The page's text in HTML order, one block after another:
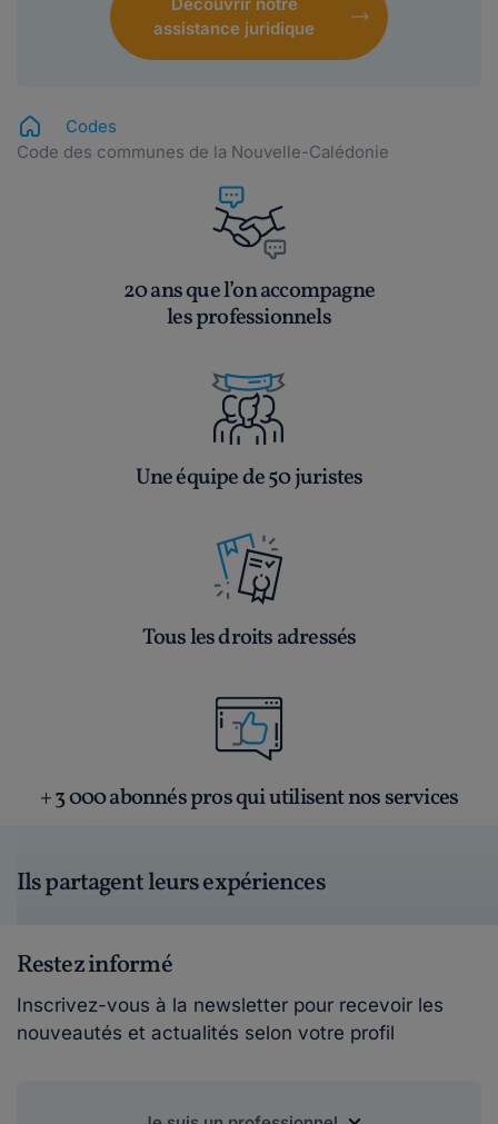
assistance juridique
Codes
Code des communes de la Nouvelle-Calédonie
20 ans que l’on accompagne
les professionnels
Une équipe de 50 juristes
Tous les droits adressés
+ 3 000 abonnés pros qui utilisent nos services
Ils partagent leurs expériences
Restez informé
Inscrivez-vous à la newsletter pour recevoir les
nouveautés et actualités selon votre profil